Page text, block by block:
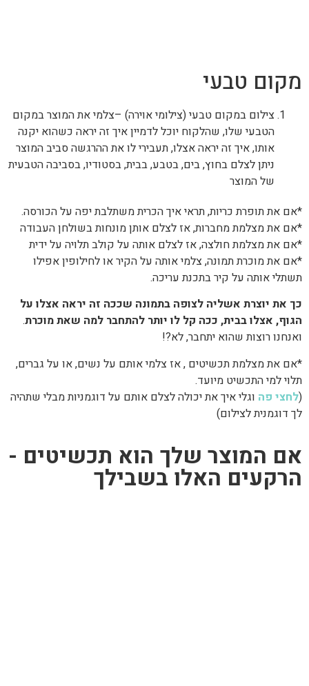
מקום טבעי
צילום במקום טבעי (צילומי אוירה) –צלמי את המוצר במקום
הטבעי שלו, שהלקוח יוכל לדמיין איך זה יראה כשהוא יקנה
אותו, איך זה יראה אצלו, תעבירי לו את ההרגשה סביב המוצר
ניתן לצלם בחוץ, בים, בטבע, בבית, בסטודיו, בסביבה הטבעית
של המוצר
*אם את תופרת כריות, תראי איך הכרית משתלבת יפה על הכורסה.
*אם את מצלמת מחברות, אז לצלם אותן מונחות בשולחן העבודה
*אם את מצלמת חולצה, אז לצלם אותה על קולב תלויה על ידית
*אם את מוכרת תמונה, צלמי אותה על הקיר או לחילופין אפילו
תשתלי אותה על קיר בתכנת עריכה.
כך את יוצרת אשליה לצופה בתמונה שככה זה יראה אצלו על
הגוף, אצלו בבית, ככה קל לו יותר להתחבר למה שאת מוכרת.
ואנחנו רוצות שהוא יתחבר, לא?!
*אם את מצלמת תכשיטים , אז צלמי אותם על נשים, או על גברים,
תלוי למי התכשיט מיועד.
(לחצי פה וגלי איך את יכולה לצלם אותם על דוגמניות מבלי שתהיה
לך דוגמנית לצילום)
אם המוצר שלך הוא תכשיטים -
הרקעים האלו בשבילך